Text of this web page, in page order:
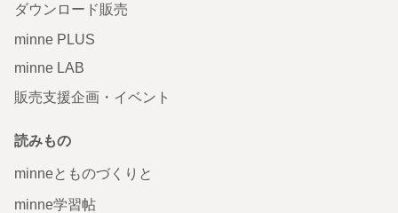
ダウンロード販売
minne PLUS
minne LAB
販売支援企画・イベント
読みもの
minneとものづくりと
minne学習帖